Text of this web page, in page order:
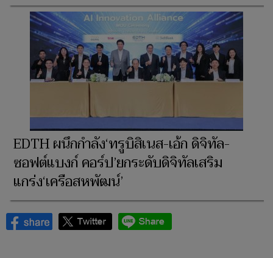
EDTH ผนึกกำลัง‘ทรูบิสิเนส-เอ้ก ดิจิทัล-
ซอฟต์แบงก์ คอร์ป’ยกระดับดิจิทัลเสริม
แกร่ง‘เครือสหพัฒน์’